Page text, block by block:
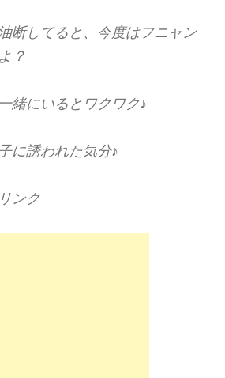
断してると、今度はフニャン
？
緒にいるとワクワク♪
に誘われた気分♪
ンク